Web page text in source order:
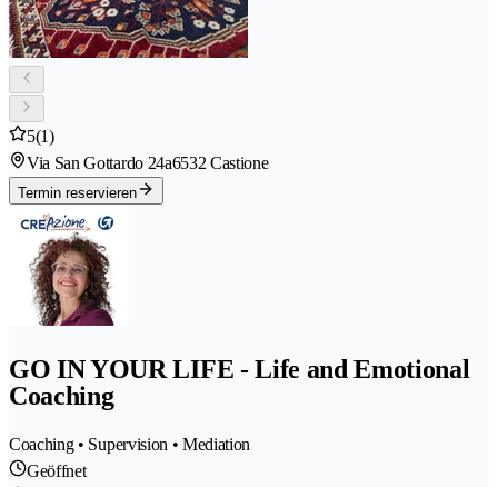
5(1)
Via San Gottardo 24a6532 Castione
Termin reservieren
GO IN YOUR LIFE - Life and Emotional
Coaching
Coaching • Supervision • Mediation
Geöffnet